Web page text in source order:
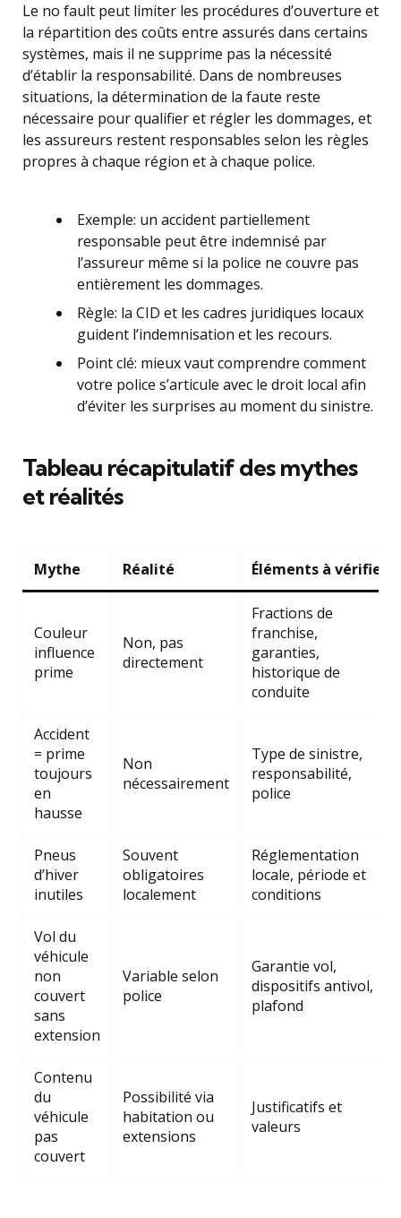
Le no fault peut limiter les procédures d’ouverture et
la répartition des coûts entre assurés dans certains
systèmes, mais il ne supprime pas la nécessité
d’établir la responsabilité. Dans de nombreuses
situations, la détermination de la faute reste
nécessaire pour qualifier et régler les dommages, et
les assureurs restent responsables selon les règles
propres à chaque région et à chaque police.
Exemple: un accident partiellement
responsable peut être indemnisé par
l’assureur même si la police ne couvre pas
entièrement les dommages.
Règle: la CID et les cadres juridiques locaux
guident l’indemnisation et les recours.
Point clé: mieux vaut comprendre comment
votre police s’articule avec le droit local afin
d’éviter les surprises au moment du sinistre.
Tableau récapitulatif des mythes
et réalités
Mythe Réalité Éléments à vérifier
Couleur
influence
prime
Non, pas
directement
Fractions de
franchise,
garanties,
historique de
conduite
Accident
= prime
toujours
en
hausse
Non
nécessairement
Type de sinistre,
responsabilité,
police
Pneus
d’hiver
inutiles
Souvent
obligatoires
localement
Réglementation
locale, période et
conditions
Vol du
véhicule
non
couvert
sans
extension
Variable selon
police
Garantie vol,
dispositifs antivol,
plafond
Contenu
du
véhicule
pas
couvert
Possibilité via
habitation ou
extensions
Justificatifs et
valeurs